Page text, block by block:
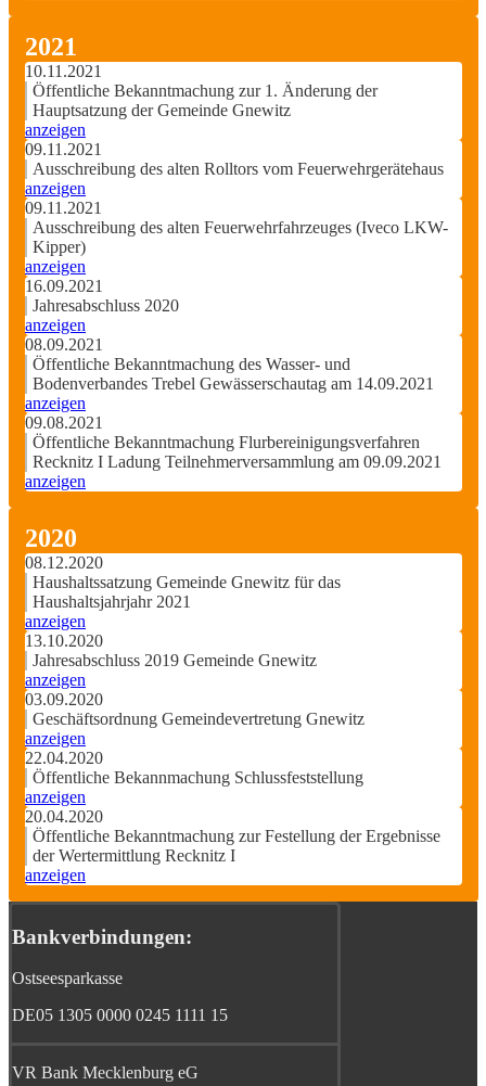
2021
10.11.2021
Öffentliche Bekanntmachung zur 1. Änderung der
Hauptsatzung der Gemeinde Gnewitz
anzeigen
09.11.2021
Ausschreibung des alten Rolltors vom Feuerwehrgerätehaus
anzeigen
09.11.2021
Ausschreibung des alten Feuerwehrfahrzeuges (Iveco LKW-
Kipper)
anzeigen
16.09.2021
Jahresabschluss 2020
anzeigen
08.09.2021
Öffentliche Bekanntmachung des Wasser- und
Bodenverbandes Trebel Gewässerschautag am 14.09.2021
anzeigen
09.08.2021
Öffentliche Bekanntmachung Flurbereinigungsverfahren
Recknitz I Ladung Teilnehmerversammlung am 09.09.2021
anzeigen
2020
08.12.2020
Haushaltssatzung Gemeinde Gnewitz für das
Haushaltsjahrjahr 2021
anzeigen
13.10.2020
Jahresabschluss 2019 Gemeinde Gnewitz
anzeigen
03.09.2020
Geschäftsordnung Gemeindevertretung Gnewitz
anzeigen
22.04.2020
Öffentliche Bekannmachung Schlussfeststellung
anzeigen
20.04.2020
Öffentliche Bekanntmachung zur Festellung der Ergebnisse
der Wertermittlung Recknitz I
anzeigen
Bankverbindungen:
Ostseesparkasse
DE05 1305 0000 0245 1111 15
VR Bank Mecklenburg eG